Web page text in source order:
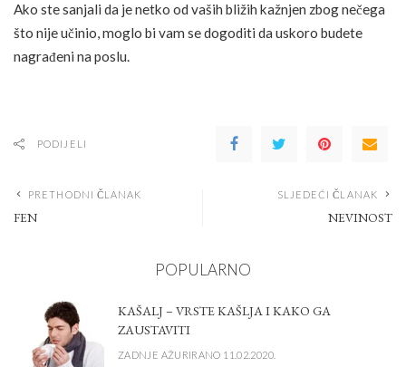
Ako ste sanjali da je netko od vaših bližih kažnjen zbog nečega
što nije učinio, moglo bi vam se dogoditi da uskoro budete
nagrađeni na poslu.
PODIJELI
PRETHODNI ČLANAK
FEN
SLJEDEĆI ČLANAK
NEVINOST
POPULARNO
KAŠALJ – VRSTE KAŠLJA I KAKO GA
ZAUSTAVITI
ZADNJE AŽURIRANO 11.02.2020.